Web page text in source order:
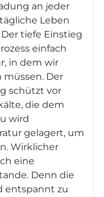
an jeder
Leben
tiefe Einstieg
einfach
in dem wir
Der
schützt vor
die dem
wird
gelagert, um
Wirklicher
eine
Denn die
entspannt zu